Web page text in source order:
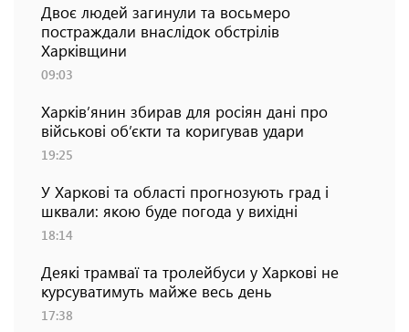
Двоє людей загинули та восьмеро
постраждали внаслідок обстрілів
Харківщини
09:03
Харків’янин збирав для росіян дані про
військові об’єкти та коригував удари
19:25
У Харкові та області прогнозують град і
шквали: якою буде погода у вихідні
18:14
Деякі трамваї та тролейбуси у Харкові не
курсуватимуть майже весь день
17:38